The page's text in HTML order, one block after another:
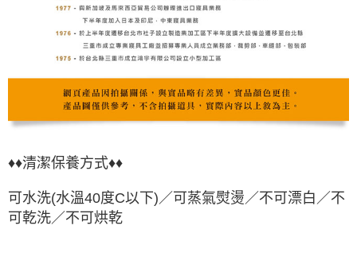
♦♦清潔保養方式♦♦
可水洗(水溫40度C以下)／可蒸氣熨燙／不可漂白／不
可乾洗／不可烘乾